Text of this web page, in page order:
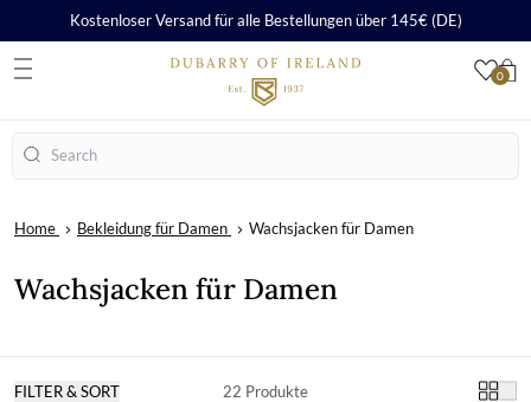
0
Kostenloser Versand für alle Bestellungen über 145€ (DE)
Suchen
Home Bekleidung für Damen Wachsjacken für Damen
Wachsjacken für Damen
FILTER & SORT 22 Produkte